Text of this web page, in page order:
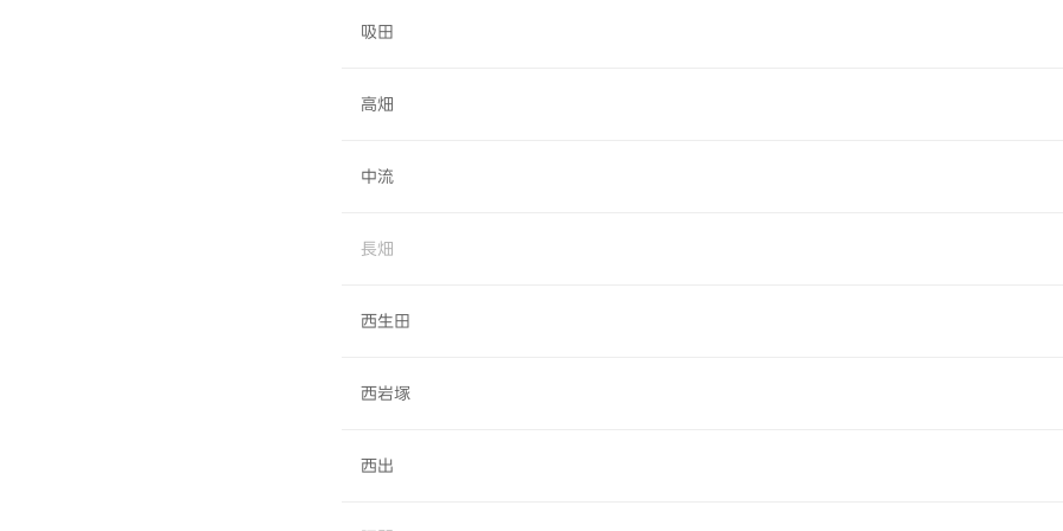
吸田
高畑
中流
長畑
西生田
西岩塚
西出